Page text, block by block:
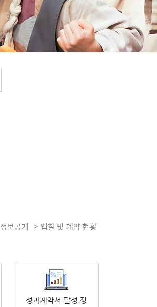
> 입찰 및 계약 현황
정보공개
성과계약서 달성 정